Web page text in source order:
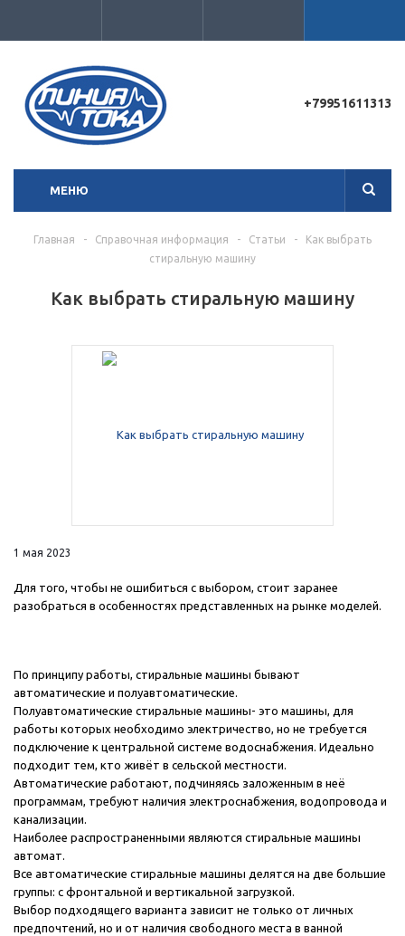
+79951611313
МЕНЮ
Главная - Справочная информация - Статьи -
Как выбрать
стиральную машину
Как выбрать стиральную машину
1 мая 2023
Для того, чтобы не ошибиться с выбором, стоит заранее
разобраться в особенностях представленных на рынке моделей.
По принципу работы, стиральные машины бывают
автоматические и полуавтоматические.
Полуавтоматические стиральные машины- это машины, для
работы которых необходимо электричество, но не требуется
подключение к центральной системе водоснабжения. Идеально
подходит тем, кто живёт в сельской местности.
Автоматические работают, подчиняясь заложенным в неё
программам, требуют наличия электроснабжения, водопровода и
канализации.
Наиболее распространенными являются стиральные машины
автомат.
Все автоматические стиральные машины делятся на две большие
группы: с фронтальной и вертикальной загрузкой.
Выбор подходящего варианта зависит не только от личных
предпочтений, но и от наличия свободного места в ванной
Для клиентов всех банков
Добавляйте товары
Получайте товар
Оставшиеся75% будут
списыватьсяс вашей карты
по25%каждые 2 недели
Подробнее
об оплате Плайтом
раз в 2 недели